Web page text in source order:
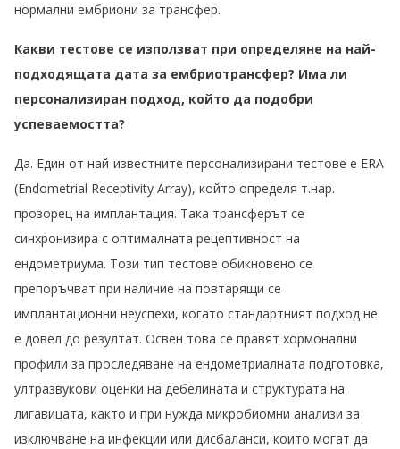
нормални ембриони за трансфер.
Какви тестове се използват при определяне на най-
подходящата дата за ембриотрансфер? Има ли
персонализиран подход, който да подобри
успеваемостта?
Да. Един от най-известните персонализирани тестове е ERA
(Endometrial Receptivity Array), който определя т.нар.
прозорец на имплантация. Така трансферът се
синхронизира с оптималната рецептивност на
ендометриума. Този тип тестове обикновено се
препоръчват при наличие на повтарящи се
имплантационни неуспехи, когато стандартният подход не
е довел до резултат. Освен това се правят хормонални
профили за проследяване на ендометриалната подготовка,
ултразвукови оценки на дебелината и структурата на
лигавицата, както и при нужда микробиомни анализи за
изключване на инфекции или дисбаланси, които могат да